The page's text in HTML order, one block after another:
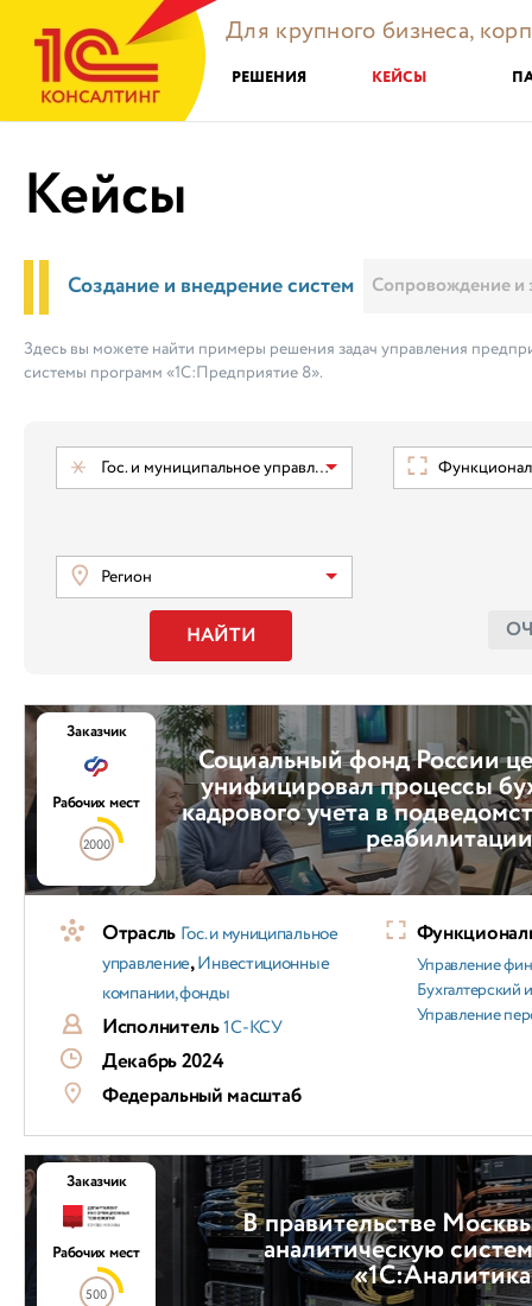
Для крупного бизнеса,
РЕШЕНИЯ КЕЙСЫ
Кейсы
Создание и внедрение систем Сопровождение и
Здесь вы можете найти примеры решения задач управления
системы программ «1С:Предприятие 8».
Гос. и муниципальное управление
Регион
НАЙТИ
Социальный фонд России
унифицировал процессы
кадрового учета в
реабилитации
Заказчик
Рабочих мест
2000
Отрасль Гос. и муниципальное
управление,Инвестиционные
компании, фонды
Исполнитель1С-КСУ
Декабрь 2024
Федеральный масштаб
Управление
Бухгалтерский
Управление
В правительстве
аналитическую
Заказчик
Рабочих мест
500